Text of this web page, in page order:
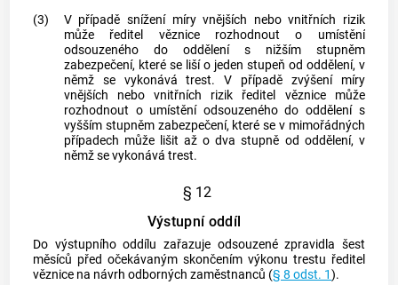
(3)
V případě snížení míry vnějších nebo vnitřních rizik
může ředitel věznice rozhodnout o umístění
odsouzeného do oddělení s nižším stupněm
zabezpečení, které se liší o jeden stupeň od oddělení, v
němž se vykonává trest. V případě zvýšení míry
vnějších nebo vnitřních rizik ředitel věznice může
rozhodnout o umístění odsouzeného do oddělení s
vyšším stupněm zabezpečení, které se v mimořádných
případech může lišit až o dva stupně od oddělení, v
němž se vykonává trest.
§ 12
Výstupní oddíl
Do výstupního oddílu zařazuje odsouzené zpravidla šest
měsíců před očekávaným skončením výkonu trestu ředitel
věznice na návrh odborných zaměstnanců (§ 8 odst. 1).